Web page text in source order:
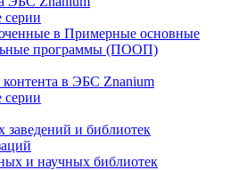
серии
в Примерные основные
программы (ПООП)
в ЭБС Znanium
серии
заведений и библиотек
и научных библиотек